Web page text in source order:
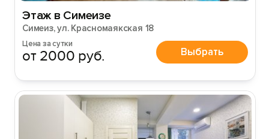
Этаж в Симеизе
Симеиз, ул. Красномаякская 18
Цена за сутки
от 2000 руб. Выбрать